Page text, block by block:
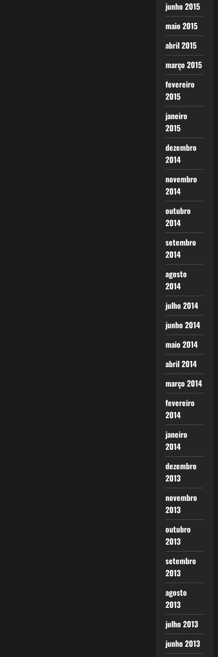
junho 2015
maio 2015
abril 2015
março 2015
fevereiro
2015
janeiro
2015
dezembro
2014
novembro
2014
outubro
2014
setembro
2014
agosto
2014
julho 2014
junho 2014
maio 2014
abril 2014
março 2014
fevereiro
2014
janeiro
2014
dezembro
2013
novembro
2013
outubro
2013
setembro
2013
agosto
2013
julho 2013
junho 2013